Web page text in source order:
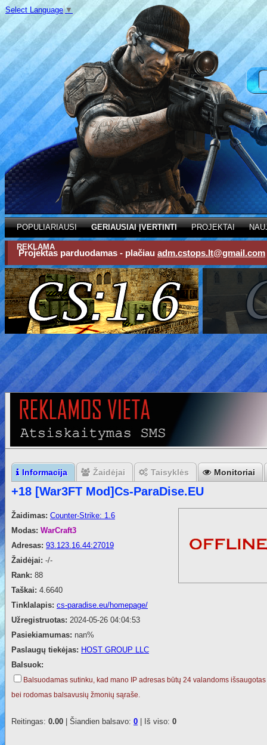
Select Language ▼
POPULIARIAUSI GERIAUSIAI ĮVERTINTI PROJEKTAI
REKLAMA
Projektas parduodamas - plačiau adm.cstops.lt@gmail.com
Informacija Žaidėjai Taisyklės Monitoriai
+18 [War3FT Mod]Cs-ParaDise.EU
Žaidimas: Counter-Strike: 1.6
Modas: WarCraft3
Adresas: 93.123.16.44:27019
Žaidėjai: -/-
Rank: 88
Taškai: 4.6640
Tinklalapis: cs-paradise.eu/homepage/
Užregistruotas: 2024-05-26 04:04:53
Pasiekiamumas: nan%
Paslaugų tiekėjas: HOST GROUP LLC
Balsuok:
Balsuodamas sutinku, kad mano IP adresas būtų 24 valandoms išsaugotas
bei rodomas balsavusių žmonių sąraše.
Reitingas: 0.00 | Šiandien balsavo: 0 | Iš viso: 0